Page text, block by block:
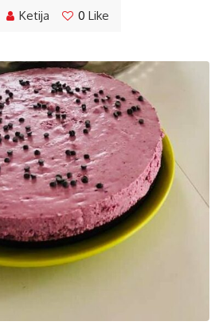
Ketija 0 Like